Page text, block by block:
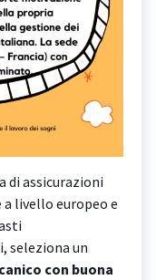
di assicurazioni
livello europeo e
seleziona un
con buona